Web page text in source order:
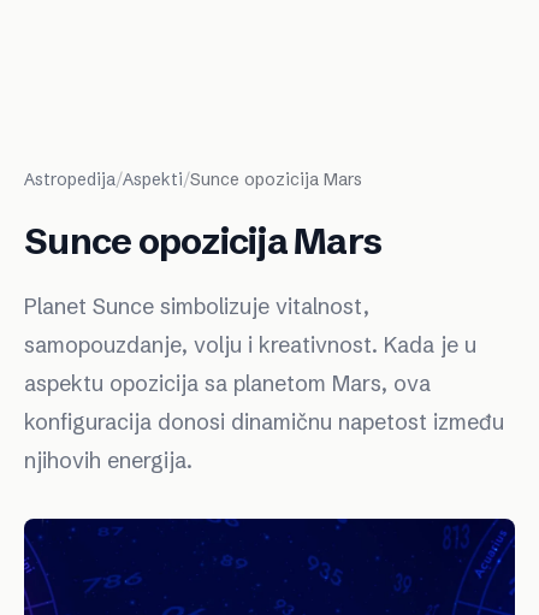
Astropedija/Aspekti/Sunce opozicija Mars
Sunce opozicija Mars
Planet Sunce simbolizuje vitalnost,
samopouzdanje, volju i kreativnost. Kada je u
aspektu opozicija sa planetom Mars, ova
konfiguracija donosi dinamičnu napetost između
njihovih energija.